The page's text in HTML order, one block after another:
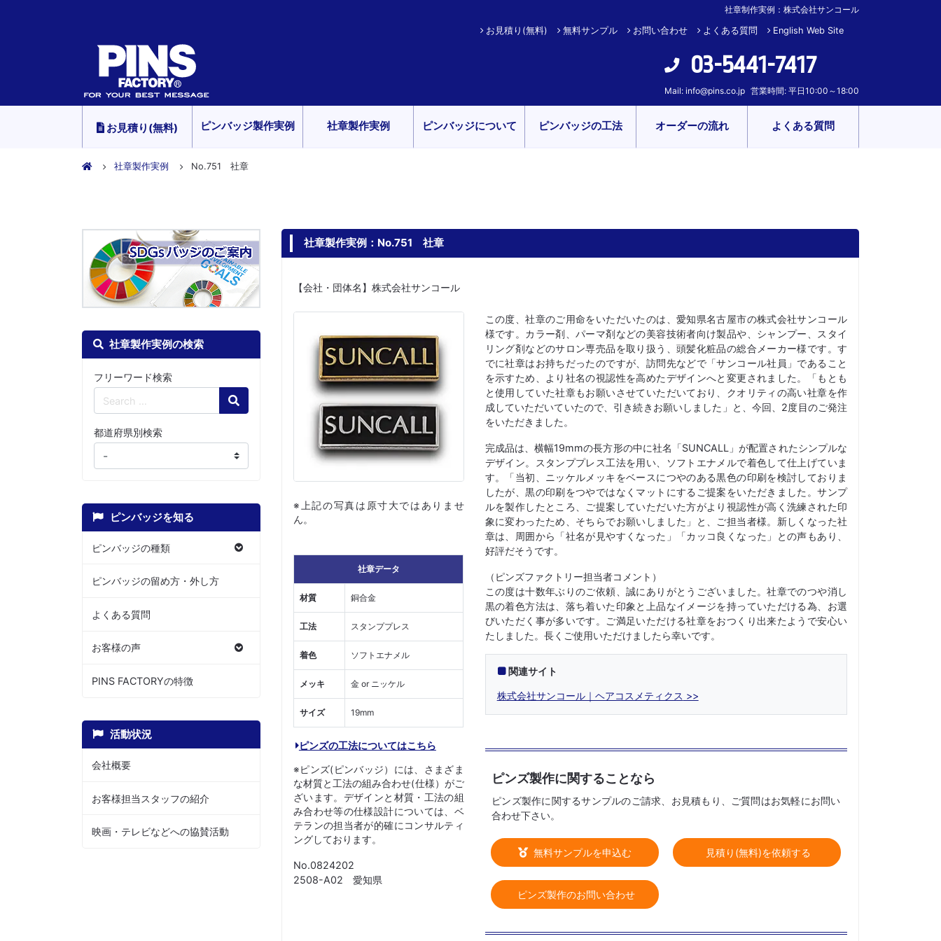
社章制作実例：株式会社サンコール
お見積り(無料) 無料サンプル お問い合わせ よくある質問 English Web Site
03-5441-7417
Mail: info@pins.co.jp 営業時間: 平日10:00～18:00
お見積り(無料) ピンバッジ製作実例 社章製作実例 ピンバッジについて ピンバッジの工法 オーダーの流れ よくある質問
社章製作実例 No.751 社章
社章製作実例の検索
フリーワード検索
Search
都道府県別検索
ピンバッジを知る
ピンバッジの種類
ピンバッジの留め方・外し方
よくある質問
お客様の声
PINS FACTORYの特徴
活動状況
会社概要
お客様担当スタッフの紹介
映画・テレビなどへの協賛活動
社章製作実例：No.751 社章
【会社・団体名】株式会社サンコール
※上記の写真は原寸大ではありませ
ん。
社章データ
材質 銅合金
工法 スタンププレス
着色 ソフトエナメル
メッキ 金 or ニッケル
サイズ 19mm
ピンズの工法についてはこちら
※ピンズ(ピンバッジ）には、さまざま
な材質と工法の組み合わせ(仕様）がご
ざいます。デザインと材質・工法の組
み合わせ等の仕様設計については、ベ
テランの担当者が的確にコンサルティ
ングしております。
No.0824202
2508-A02 愛知県
この度、社章のご用命をいただいたのは、愛知県名古屋市の株式会社サンコール
様です。カラー剤、パーマ剤などの美容技術者向け製品や、シャンプー、スタイ
リング剤などのサロン専売品を取り扱う、頭髪化粧品の総合メーカー様です。す
でに社章はお持ちだったのですが、訪問先などで「サンコール社員」であること
を示すため、より社名の視認性を高めたデザインへと変更されました。「もとも
と使用していた社章もお願いさせていただいており、クオリティの高い社章を作
成していただいていたので、引き続きお願いしました」と、今回、2度目のご発注
をいただきました。
完成品は、横幅19mmの長方形の中に社名「SUNCALL」が配置されたシンプルな
デザイン。スタンププレス工法を用い、ソフトエナメルで着色して仕上げていま
す。「当初、ニッケルメッキをベースにつやのある黒色の印刷を検討しておりま
したが、黒の印刷をつやではなくマットにするご提案をいただきました。サンプ
ルを製作したところ、ご提案していただいた方がより視認性が高く洗練された印
象に変わったため、そちらでお願いしました」と、ご担当者様。新しくなった社
章は、周囲から「社名が見やすくなった」「カッコ良くなった」との声もあり、
好評だそうです。
（ピンズファクトリー担当者コメント）
この度は十数年ぶりのご依頼、誠にありがとうございました。社章でのつや消し
黒の着色方法は、落ち着いた印象と上品なイメージを持っていただける為、お選
びいただく事が多いです。ご満足いただける社章をおつくり出来たようで安心い
たしました。長くご使用いただけましたら幸いです。
関連サイト
株式会社サンコール｜ヘアコスメティクス
ピンズ製作に関することなら
ピンズ製作に関するサンプルのご請求、お見積もり、ご質問はお気軽にお問い
合わせ下さい。
無料サンプルを申込む 見積り(無料)を依頼する
ピンズ製作のお問い合わせ